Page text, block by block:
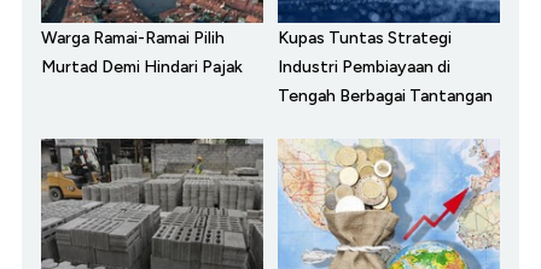
Warga Ramai-Ramai Pilih
Murtad Demi Hindari Pajak
Kupas Tuntas Strategi
Industri Pembiayaan di
Tengah Berbagai Tantangan